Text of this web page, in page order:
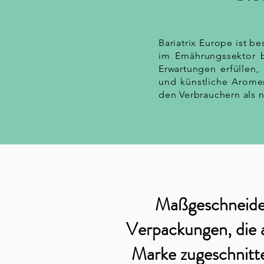
Bariatrix Europe ist
im
Erwartungen
und künstliche
den Verbrauchern als
Verpackungen, die
Marke